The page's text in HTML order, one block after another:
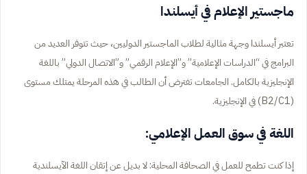
ماجستير الإعلام في أيسلندا
تعتبر أيسلندا وجهة مثالية لطلاب الماجستير الدوليين، حيث تتوفر العديد من
البرامج في “الدراسات الإعلامية” و”الإعلام الرقمي” و”الاتصال الدولي” باللغة
الإنجليزية بالكامل. الجامعات تفترض أن الطالب في هذه المرحلة يمتلك مستوى
(B2/C1) في الإنجليزية.
اللغة في سوق العمل الإعلامي:
إذا كنت تطمح للعمل في الصحافة المحلية: لا بديل عن إتقان اللغة الآيسلندية